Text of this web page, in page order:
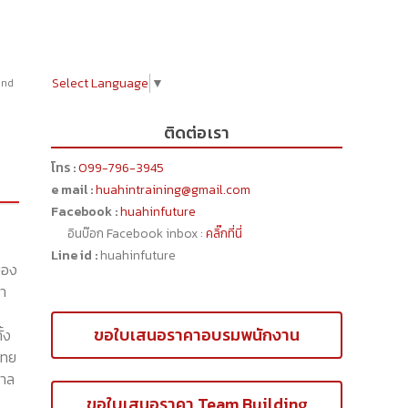
ง
ย
ล
Select Language ▼
ติดต่อเรา
โทร :099-796-3945
e mail :huahintraining@gmail.com
Facebook :huahinfuture
อินบ๊อก Facebook inbox :คลิ๊กที่นี่
Line id :huahinfuture
ขอใบเสนอราคาอบรมพนักงาน